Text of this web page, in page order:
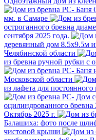
Баня
мм. в Самаре
остроганного бревна
сентября 2025 года.
деревянный дом 8.5х9.5м
Челябинской области
из бревна ручной рубки с
Баня
Московской области
из лафета для
Дом
оцилиндрованного
Октябрь 2025 г.
Балашиха: фото после
чистовой крыши